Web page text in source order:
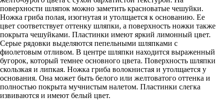
поверхности шляпок можно заметить красноватые чешуйки.
Ножка гриба полая, изогнутая и утолщается к основанию. Ее
цвет соответствует оттенку шляпки, а поверхность ножки также
покрыта чешуйками. Пластинки имеют яркий лимонный цвет.
Серые рядовки выделяются пепельными шляпками с
фиолетовым отливом. В центре шляпки находится выраженный
бугорок, который темнее основного цвета. Поверхность шляпки
скользкая и липкая. Ножка гриба волокнистая и утолщается у
основания. Она может быть белого или желтоватого оттенка и
полностью покрыта мучнистым налетом. Пластинки слегка
извиваются и имеют белый цвет.